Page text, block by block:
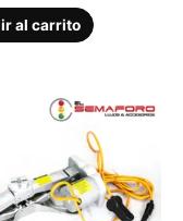
al carrito